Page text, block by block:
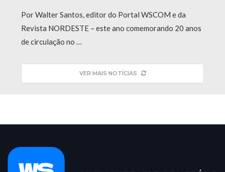
Por Walter Santos, editor do Portal WSCOM e da
Revista NORDESTE – este ano comemorando 20 anos
de circulação no …
VER MAIS NOTÍCIAS